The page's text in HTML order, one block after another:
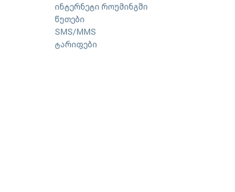
ინტერნეტი როუმინგში
წუთები
SMS/MMS
ტარიფები